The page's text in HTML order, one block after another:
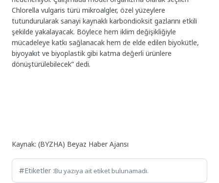
Chlorella vulgaris türü mikroalgler, özel yüzeylere
tutundurularak sanayi kaynaklı karbondioksit gazlarını etkili
şekilde yakalayacak. Böylece hem iklim değişikliğiyle
mücadeleye katkı sağlanacak hem de elde edilen biyokütle,
biyoyakıt ve biyoplastik gibi katma değerli ürünlere
dönüştürülebilecek” dedi.
Kaynak: (BYZHA) Beyaz Haber Ajansı
Etiketler :Bu yazıya ait etiket bulunamadı.